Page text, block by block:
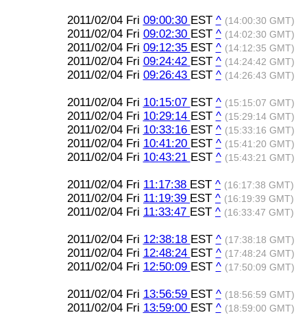
2011/02/04 Fri 09:00:30 EST ^ (14:00:30 GMT)
2011/02/04 Fri 09:02:30 EST ^ (14:02:30 GMT)
2011/02/04 Fri 09:12:35 EST ^ (14:12:35 GMT)
2011/02/04 Fri 09:24:42 EST ^ (14:24:42 GMT)
2011/02/04 Fri 09:26:43 EST ^ (14:26:43 GMT)
2011/02/04 Fri 10:15:07 EST ^ (15:15:07 GMT)
2011/02/04 Fri 10:29:14 EST ^ (15:29:14 GMT)
2011/02/04 Fri 10:33:16 EST ^ (15:33:16 GMT)
2011/02/04 Fri 10:41:20 EST ^ (15:41:20 GMT)
2011/02/04 Fri 10:43:21 EST ^ (15:43:21 GMT)
2011/02/04 Fri 11:17:38 EST ^ (16:17:38 GMT)
2011/02/04 Fri 11:19:39 EST ^ (16:19:39 GMT)
2011/02/04 Fri 11:33:47 EST ^ (16:33:47 GMT)
2011/02/04 Fri 12:38:18 EST ^ (17:38:18 GMT)
2011/02/04 Fri 12:48:24 EST ^ (17:48:24 GMT)
2011/02/04 Fri 12:50:09 EST ^ (17:50:09 GMT)
2011/02/04 Fri 13:56:59 EST ^ (18:56:59 GMT)
2011/02/04 Fri 13:59:00 EST ^ (18:59:00 GMT)